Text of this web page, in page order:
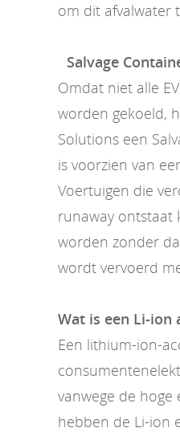
om dit afvalwater
Salvage
Omdat niet alle
worden gekoeld,
Solutions een
is voorzien van
Voertuigen die
runaway ontstaat
worden zonder
wordt vervoerd
Wat is een Li-ion
Een lithium-ion-
vanwege de hoge
hebben de Li-ion